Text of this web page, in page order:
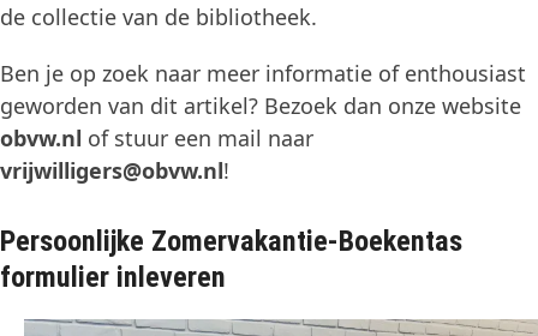
de collectie van de bibliotheek.
Ben je op zoek naar meer informatie of enthousiast
geworden van dit artikel? Bezoek dan onze website
obvw.nl of stuur een mail naar
vrijwilligers@obvw.nl!
Persoonlijke Zomervakantie-Boekentas
formulier inleveren